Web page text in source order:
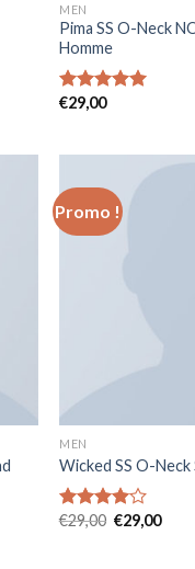
MEN
Pima SS O-Neck
Homme
Note5.00
€29,00
Promo !
MEN
Wicked SS O-
Note
€29,00 €29,00